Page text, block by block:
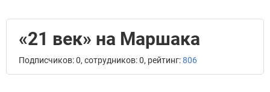
«21 век» на Маршака
Подписчиков: 0, сотрудников: 0, рейтинг:806